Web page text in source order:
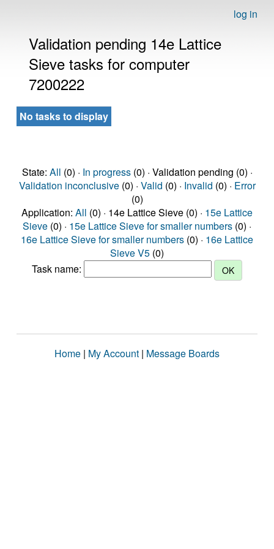
log in
Validation pending 14e Lattice
Sieve tasks for computer
7200222
No tasks to display
State: All (0) · In progress(0) · Validation pending (0) ·
Validation inconclusive(0) · Valid (0) · Invalid (0) · Error
(0)
Application: All (0) · 14e Lattice Sieve (0) · 15e Lattice
Sieve (0) · 15e Lattice Sieve for smaller numbers (0) ·
16e Lattice Sieve for smaller numbers (0) · 16e Lattice
Sieve V5 (0)
Task name:
Home | My Account | Message Boards